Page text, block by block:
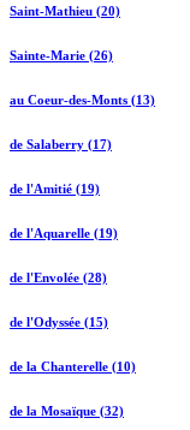
Saint-Mathieu (20)
Sainte-Marie (26)
au Coeur-des-Monts (13)
de Salaberry (17)
de l'Amitié (19)
de l'Aquarelle (19)
de l'Envolée (28)
de l'Odyssée (15)
de la Chanterelle (10)
de la Mosaïque (32)